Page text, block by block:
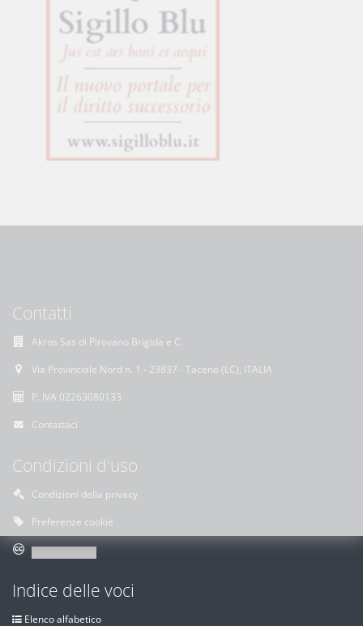
Contatti
Akros Sas di Pirovano Brigida e C.
Via Provinciale Nord n. 1 - 23837 - Taceno (LC), ITALIA
P. IVA 02263080133
Contattaci
Condizioni d'uso
Condizioni della privacy
Preferenze cookie
Indice delle voci
Elenco alfabetico